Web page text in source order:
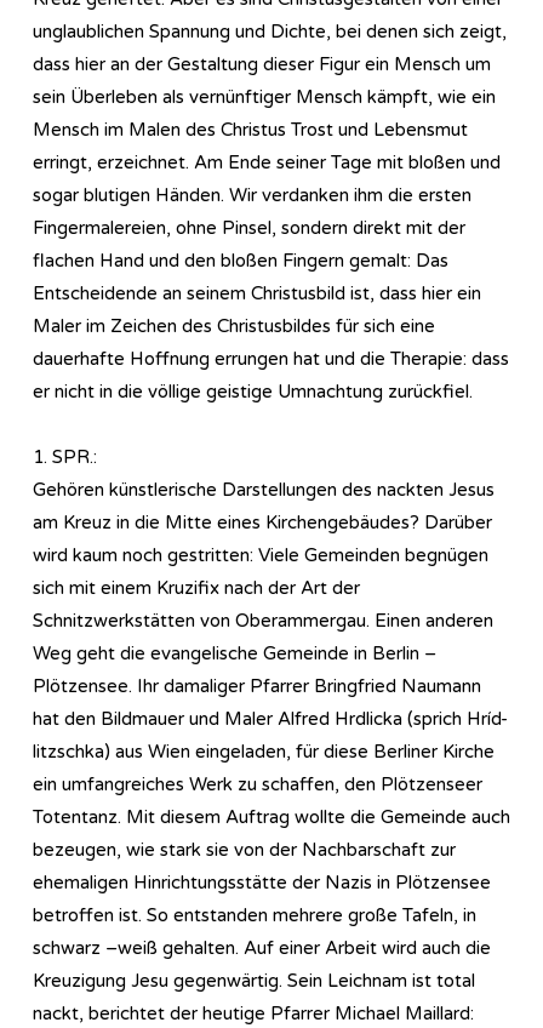
unglaublichen Spannung und Dichte, bei denen sich zeigt,
dass hier an der Gestaltung dieser Figur ein Mensch um
sein Überleben als vernünftiger Mensch kämpft, wie ein
Mensch im Malen des Christus Trost und Lebensmut
erringt, erzeichnet. Am Ende seiner Tage mit bloßen und
sogar blutigen Händen. Wir verdanken ihm die ersten
Fingermalereien, ohne Pinsel, sondern direkt mit der
flachen Hand und den bloßen Fingern gemalt: Das
Entscheidende an seinem Christusbild ist, dass hier ein
Maler im Zeichen des Christusbildes für sich eine
dauerhafte Hoffnung errungen hat und die Therapie: dass
er nicht in die völlige geistige Umnachtung zurückfiel.
1. SPR.:
Gehören künstlerische Darstellungen des nackten Jesus
am Kreuz in die Mitte eines Kirchengebäudes? Darüber
wird kaum noch gestritten: Viele Gemeinden begnügen
sich mit einem Kruzifix nach der Art der
Schnitzwerkstätten von Oberammergau. Einen anderen
Weg geht die evangelische Gemeinde in Berlin –
Plötzensee. Ihr damaliger Pfarrer Bringfried Naumann
hat den Bildmauer und Maler Alfred Hrdlicka (sprich Hríd-
litzschka) aus Wien eingeladen, für diese Berliner Kirche
ein umfangreiches Werk zu schaffen, den Plötzenseer
Totentanz. Mit diesem Auftrag wollte die Gemeinde auch
bezeugen, wie stark sie von der Nachbarschaft zur
ehemaligen Hinrichtungsstätte der Nazis in Plötzensee
betroffen ist. So entstanden mehrere große Tafeln, in
schwarz –weiß gehalten. Auf einer Arbeit wird auch die
Kreuzigung Jesu gegenwärtig. Sein Leichnam ist total
nackt, berichtet der heutige Pfarrer Michael Maillard: